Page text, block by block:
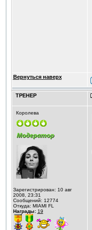
Вернуться наверх
ТРЕНЕР
Королева
Зарегистрирован: 10 авг
2008, 23:31
Сообщений: 12774
Откуда: MIAMI FL
Награды: 19